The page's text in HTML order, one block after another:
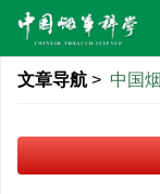
文章导航 > 中国